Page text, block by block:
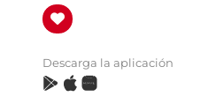
Descarga la aplicación